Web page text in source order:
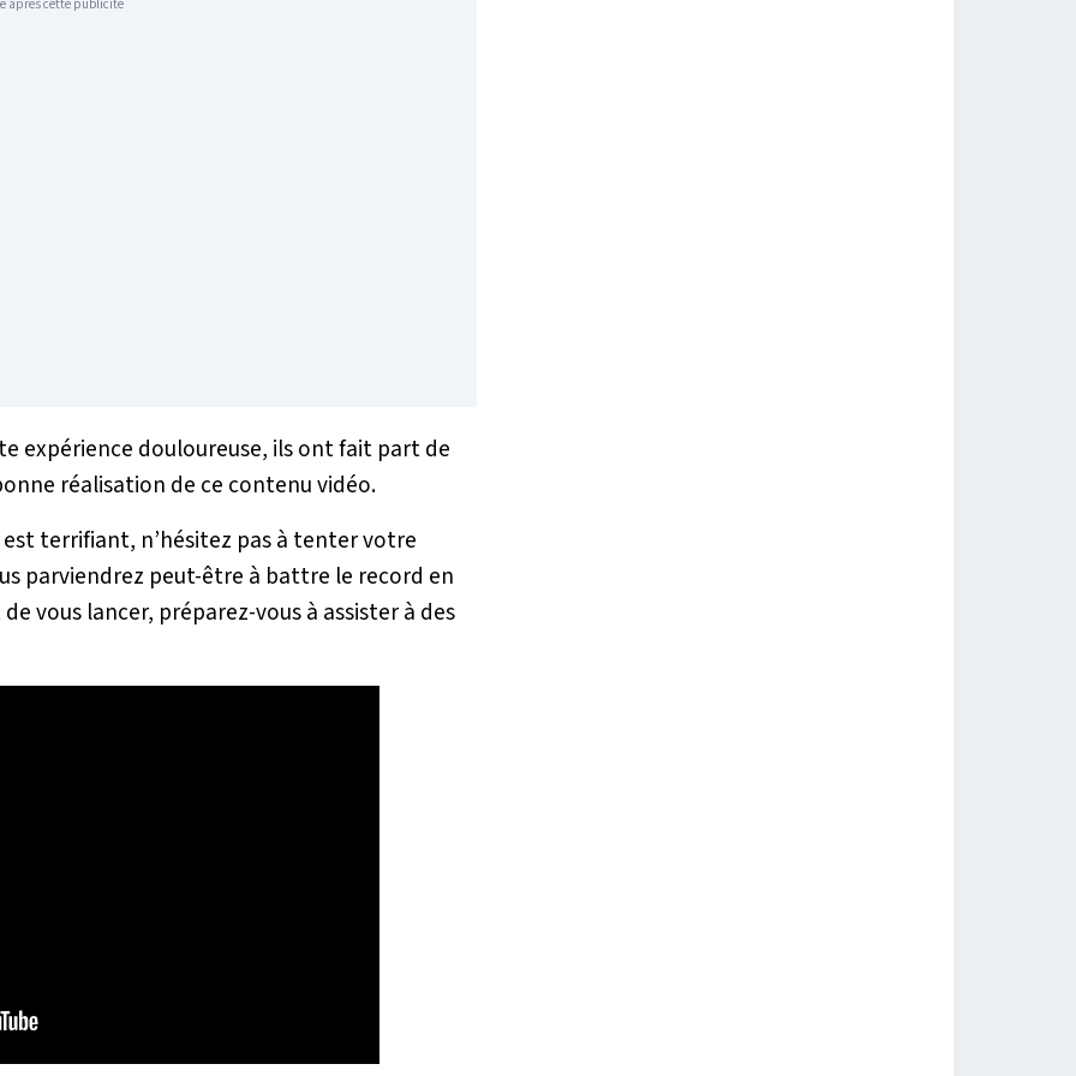
après cette publicité
expérience douloureuse, ils ont fait part de
réalisation de ce contenu vidéo.
terrifiant, n’hésitez pas à tenter votre
parviendrez peut-être à battre le record en
vous lancer, préparez-vous à assister à des